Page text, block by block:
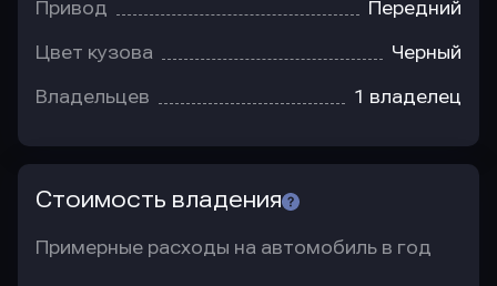
Привод Передний
Цвет кузова Черный
Владельцев 1 владелец
Стоимость владения
Примерные расходы на автомобиль в год